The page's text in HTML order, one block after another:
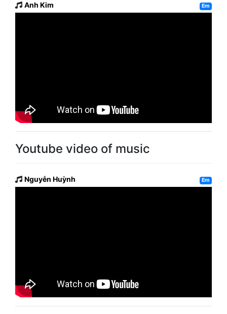
Anh Kim Em
Youtube video of music
Nguyễn Huỳnh Em